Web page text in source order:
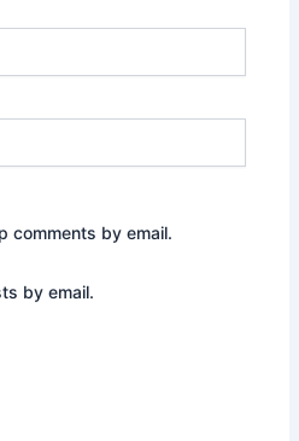
comments by email.
by email.